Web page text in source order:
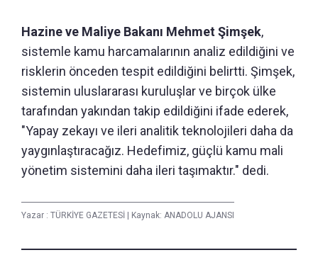
Hazine ve Maliye Bakanı Mehmet Şimşek,
sistemle kamu harcamalarının analiz edildiğini ve
risklerin önceden tespit edildiğini belirtti. Şimşek,
sistemin uluslararası kuruluşlar ve birçok ülke
tarafından yakından takip edildiğini ifade ederek,
"Yapay zekayı ve ileri analitik teknolojileri daha da
yaygınlaştıracağız. Hedefimiz, güçlü kamu mali
yönetim sistemini daha ileri taşımaktır." dedi.
Yazar : TÜRKİYE GAZETESİ Kaynak: ANADOLU AJANSI